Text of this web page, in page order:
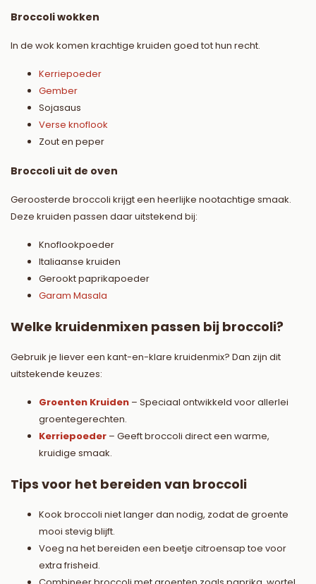
Broccoli wokken
In de wok komen krachtige kruiden goed tot hun recht.
Kerriepoeder
Gember
Sojasaus
Verse knoflook
Zout en peper
Broccoli uit de oven
Geroosterde broccoli krijgt een heerlijke nootachtige smaak.
Deze kruiden passen daar uitstekend bij:
Knoflookpoeder
Italiaanse kruiden
Gerookt paprikapoeder
Garam Masala
Welke kruidenmixen passen bij broccoli?
Gebruik je liever een kant-en-klare kruidenmix? Dan zijn dit
uitstekende keuzes:
Groenten Kruiden – Speciaal ontwikkeld voor allerlei
groentegerechten.
Kerriepoeder – Geeft broccoli direct een warme,
kruidige smaak.
Tips voor het bereiden van broccoli
Kook broccoli niet langer dan nodig, zodat de groente
mooi stevig blijft.
Voeg na het bereiden een beetje citroensap toe voor
extra frisheid.